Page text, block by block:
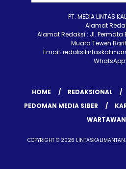
PT. MEDIA LINTAS
Alamat
Alamat Redaksi : Jl. Permata
Muara Teweh
Email:
WhatsApp:
HOME REDAKSIONAL
PEDOMAN MEDIA SIBER
WARTAWAN
COPYRIGHT © 2026